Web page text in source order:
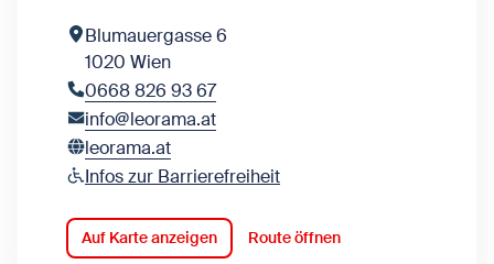
Blumauergasse 6
1020 Wien
0668 826 93 67
info@leorama.at
leorama.at
Infos zur Barrierefreiheit
Auf Karte anzeigen Route öffnen